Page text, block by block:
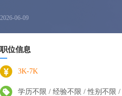
2026-06-09
职位信息
3K-7K
学历不限 / 经验不限 / 性别不限 /